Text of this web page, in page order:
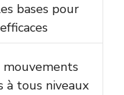
bases pour
mouvements
à tous niveaux